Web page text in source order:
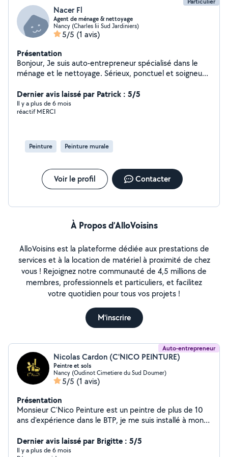
Nacer Fl
Agent de ménage & nettoyage
Nancy (Charles Iii Sud Jardiniers)
5/5 (1 avis)
Présentation
Bonjour, Je suis auto-entrepreneur spécialisé dans le
ménage et le nettoyage. Sérieux, ponctuel et soigneux,
besoins. Je réalise : - Ménage de maisons et
d'appartements. - Nettoyage après déménagement. -
Nettoyage de bureaux et locaux professionnels. -
vous offrir un travail de qualité, dans le respect de vos
attentes et de votre logement. N'hésitez pas à me
devis. À bientôt !
Dernier avis laissé par Patrick : 5/5
Il y a plus de 6 mois
réactif MERCI
Peinture Peinture murale
Voir le profil Contacter
À Propos d’AlloVoisins
AlloVoisins est la plateforme dédiée aux prestations de
services et à la location de matériel à proximité de chez
vous ! Rejoignez notre communauté de 4,5 millions de
membres, professionnels et particuliers, et facilitez
votre quotidien pour tous vos projets !
M'inscrire
Auto-entrepreneur
Nicolas Cardon (C'NICO PEINTURE)
Peintre et sols
Nancy (Oudinot Cimetiere du Sud Doumer)
5/5 (1 avis)
Présentation
Monsieur C'Nico Peinture est un peintre de plus de 10
ans d'expérience dans le BTP, je me suis installé à mon
Vous devez refaire les peintures de vos murs et plafonds
car celles-ci sont un peu vieilles, demandez un devis
Dernier avis laissé par Brigitte : 5/5
Il y a plus de 6 mois